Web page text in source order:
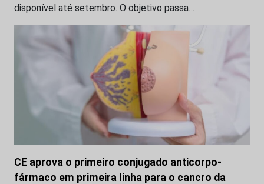
disponível até setembro. O objetivo passa…
CE aprova o primeiro conjugado anticorpo-
fármaco em primeira linha para o cancro da